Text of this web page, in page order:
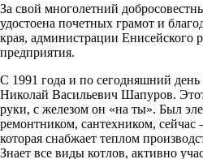
За свой многолетний
удостоена почетных грамот и
края, администрации Енисейского
предприятия.
С 1991 года и по сегодняшний
Николай Васильевич Шапуров.
руки, с железом он «на ты». Был
ремонтником, сантехником, сейчас
которая снабжает теплом
Знает все виды котлов, активно